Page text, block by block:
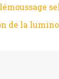
de la